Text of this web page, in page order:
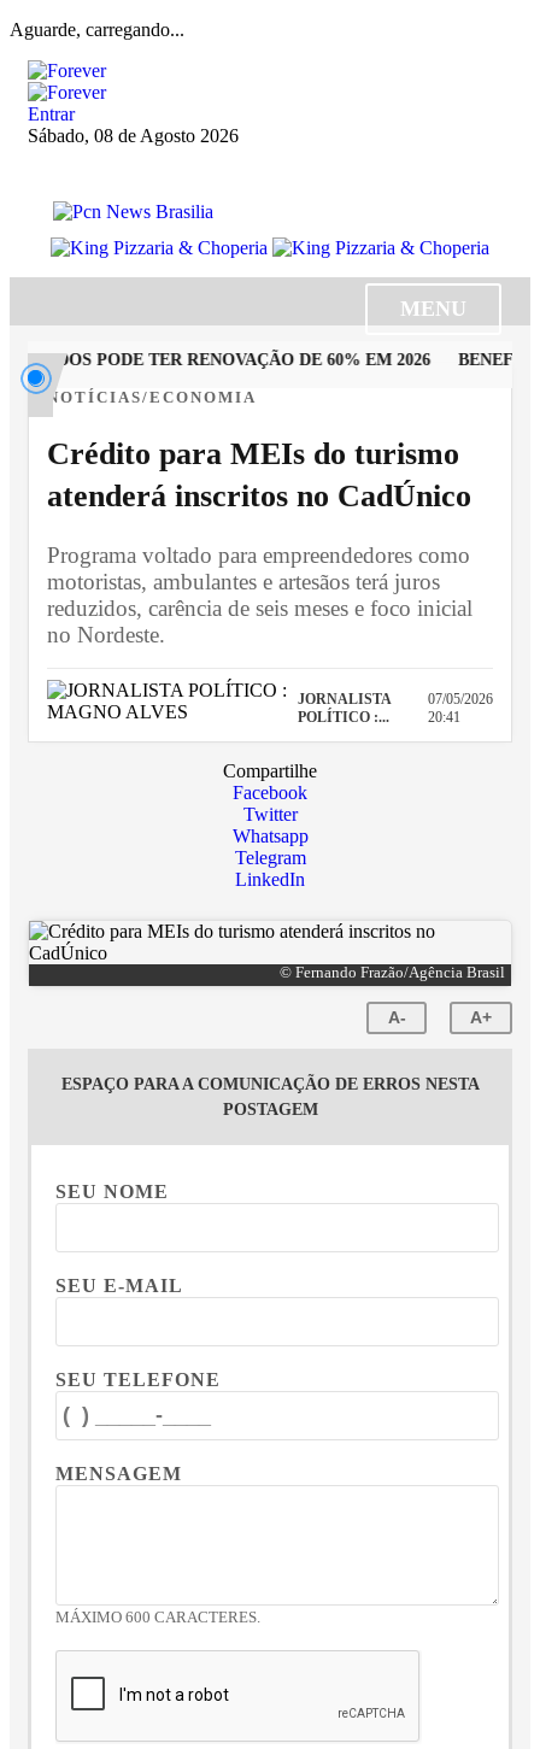
Aguarde, carregando...
Entrar
Sábado, 08 de Agosto 2026
MENU
PODE TER RENOVAÇÃO DE 60% EM 2026
NOTÍCIAS/ECONOMIA
Crédito para MEIs do turismo
atenderá inscritos no CadÚnico
Programa voltado para empreendedores como
motoristas, ambulantes e artesãos terá juros
reduzidos, carência de seis meses e foco inicial
no Nordeste.
JORNALISTA
POLÍTICO :...
07/05/2026
20:41
Compartilhe
Facebook
Twitter
Whatsapp
Telegram
LinkedIn
© Fernando Frazão/Agência Brasil
A- A+
ESPAÇO PARA A COMUNICAÇÃO DE ERROS NESTA
POSTAGEM
SEU NOME
SEU E-MAIL
SEU TELEFONE
MENSAGEM
MÁXIMO 600 CARACTERES.